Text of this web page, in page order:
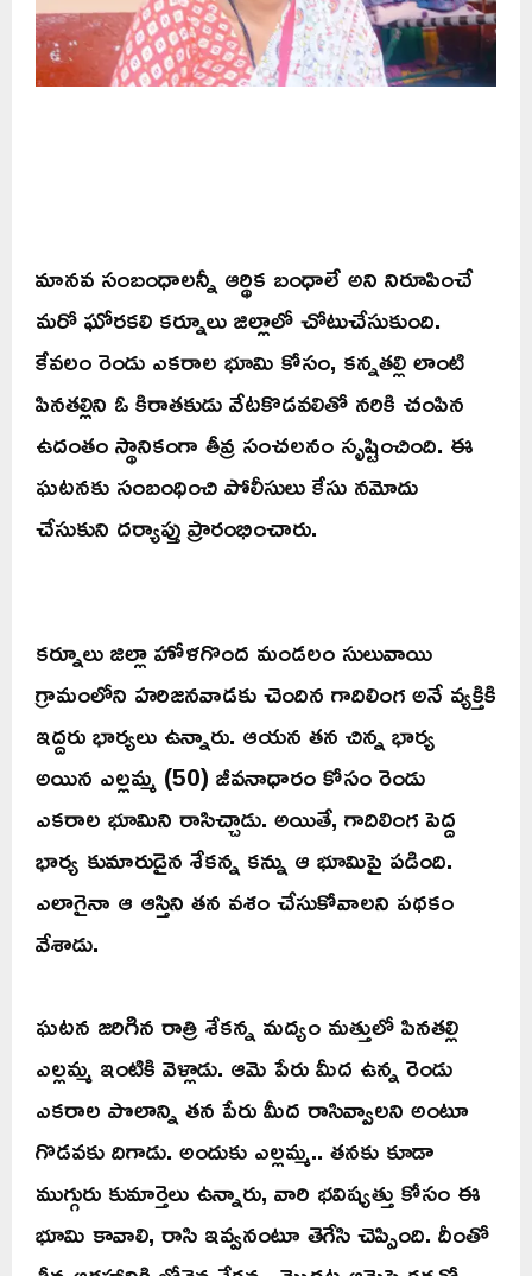
మానవ సంబంధాలన్నీ ఆర్థిక బంధాలే అని నిరూపించే
మరో ఘోరకలి కర్నూలు జిల్లాలో చోటుచేసుకుంది.
కేవలం రెండు ఎకరాల భూమి కోసం, కన్నతల్లి లాంటి
పినతల్లిని ఓ కిరాతకుడు వేటకొడవలితో నరికి చంపిన
ఉదంతం స్థానికంగా తీవ్ర సంచలనం సృష్టించింది. ఈ
ఘటనకు సంబంధించి పోలీసులు కేసు నమోదు
చేసుకుని దర్యాప్తు ప్రారంభించారు.
కర్నూలు జిల్లా హోళగొంద మండలం సులువాయి
గ్రామంలోని హరిజనవాడకు చెందిన గాదిలింగ అనే వ్యక్తికి
ఇద్దరు భార్యలు ఉన్నారు. ఆయన తన చిన్న భార్య
అయిన ఎల్లమ్మ (50) జీవనాధారం కోసం రెండు
ఎకరాల భూమిని రాసిచ్చాడు. అయితే, గాదిలింగ పెద్ద
భార్య కుమారుడైన శేకన్న కన్ను ఆ భూమిపై పడింది.
ఎలాగైనా ఆ ఆస్తిని తన వశం చేసుకోవాలని పథకం
వేశాడు.
ఘటన జరిగిన రాత్రి శేకన్న మద్యం మత్తులో పినతల్లి
ఎల్లమ్మ ఇంటికి వెళ్లాడు. ఆమె పేరు మీద ఉన్న రెండు
ఎకరాల పొలాన్ని తన పేరు మీద రాసివ్వాలని అంటూ
గొడవకు దిగాడు. అందుకు ఎల్లమ్మ.. తనకు కూడా
ముగ్గురు కుమార్తెలు ఉన్నారు, వారి భవిష్యత్తు కోసం ఈ
భూమి కావాలి, రాసి ఇవ్వనంటూ తెగేసి చెప్పింది. దీంతో